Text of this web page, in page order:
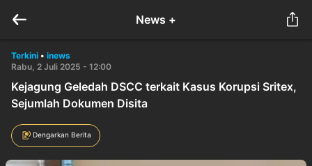
News +
Terkini • inews
Rabu, 2 Juli 2025 - 12:00
Kejagung Geledah DSCC terkait Kasus Korupsi Sritex,
Sejumlah Dokumen Disita
Dengarkan Berita